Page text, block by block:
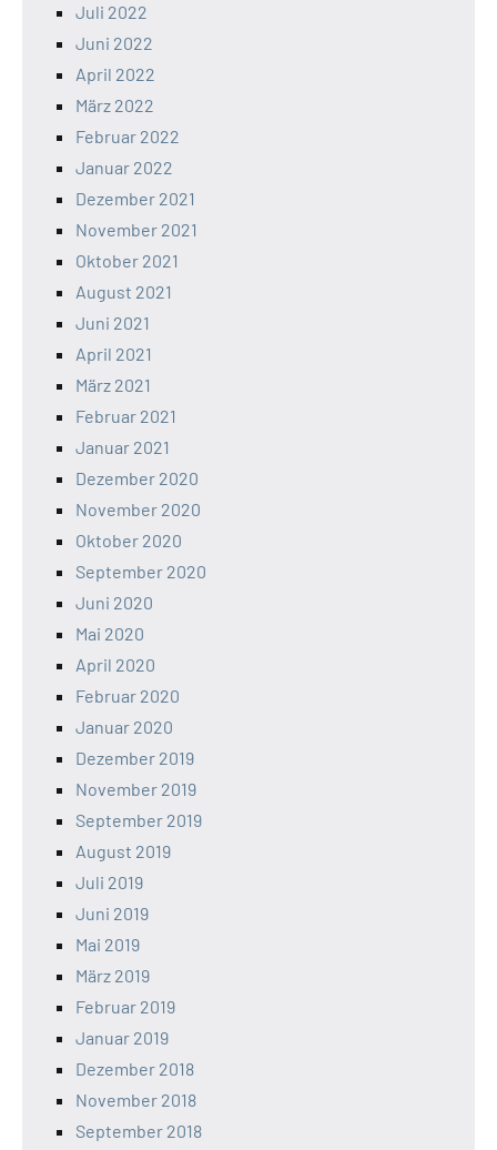
Juli 2022
Juni 2022
April 2022
März 2022
Februar 2022
Januar 2022
Dezember 2021
November 2021
Oktober 2021
August 2021
Juni 2021
April 2021
März 2021
Februar 2021
Januar 2021
Dezember 2020
November 2020
Oktober 2020
September 2020
Juni 2020
Mai 2020
April 2020
Februar 2020
Januar 2020
Dezember 2019
November 2019
September 2019
August 2019
Juli 2019
Juni 2019
Mai 2019
März 2019
Februar 2019
Januar 2019
Dezember 2018
November 2018
September 2018